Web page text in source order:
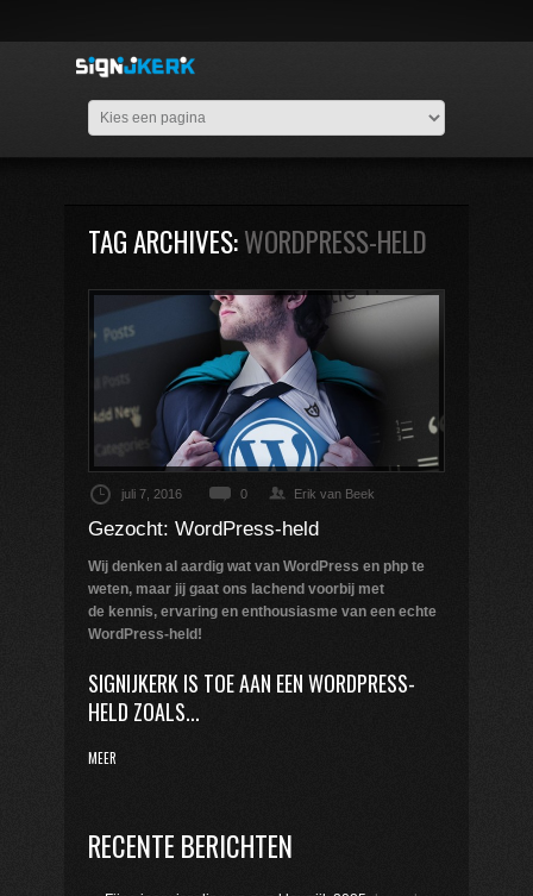
TAG ARCHIVES:WORDPRESS-HELD
juli 7, 2016 0 Erik van Beek
Gezocht: WordPress-held
Wij denken al aardig wat van WordPress en php te
weten, maar jij gaat ons lachend voorbij met
de kennis, ervaring en enthousiasme van een echte
WordPress-held!
SIGNIJKERK IS TOE AAN EEN WORDPRESS-
HELD ZOALS...
MEER
RECENTE BERICHTEN